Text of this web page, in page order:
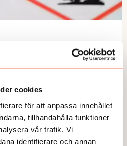
cookies
för att anpassa innehållet
tillhandahålla funktioner
vår trafik. Vi
identifierare och annan
kvar